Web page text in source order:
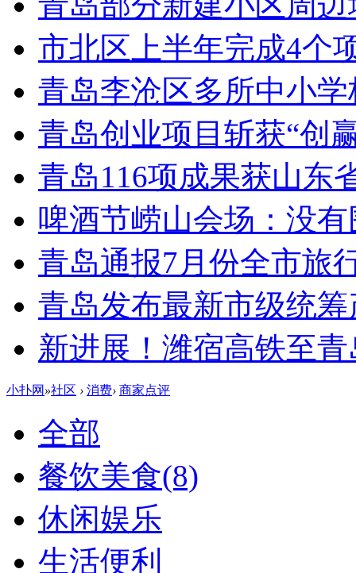
市北区上半年完成4个
青岛李沧区多所中小
青岛创业项目斩获“创
青岛116项成果获山东
啤酒节崂山会场：没有
青岛通报7月份全市旅
青岛发布最新市级统
新进展！潍宿高铁至
小扑网 »社区 › 消费› 商家点评
全部
餐饮美食(8)
休闲娱乐
生活便利